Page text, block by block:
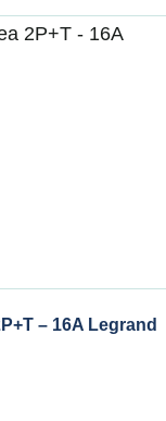
– 16A Legrand